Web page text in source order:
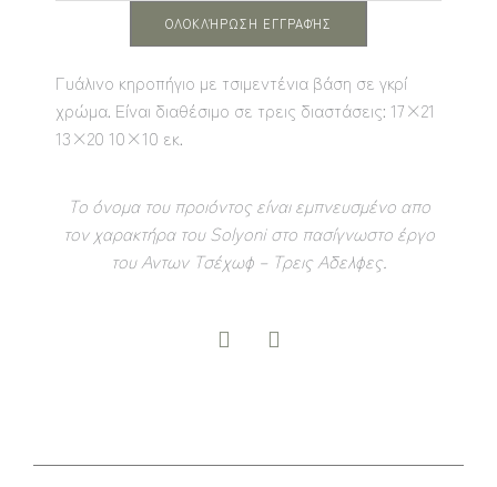
ΟΛΟΚΛΉΡΩΣΗ ΕΓΓΡΑΦΉΣ
Γυάλινο κηροπήγιο με τσιμεντένια βάση σε γκρί
χρώμα. Είναι διαθέσιμο σε τρεις διαστάσεις: 17×21
13×20 10×10 εκ.
Το όνομα του προιόντος είναι εμπνευσμένο απο
τον χαρακτήρα του Solyoni στο πασίγνωστο έργο
του Αντων Τσέχωφ – Τρεις Αδελφες.